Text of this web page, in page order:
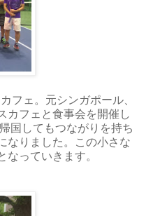
フェ。元シンガポール、
カフェと食事会を開催し
国してもつながりを持ち
なりました。この小さな
っていきます。